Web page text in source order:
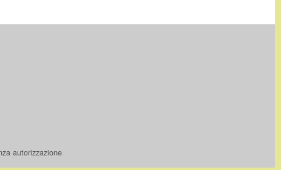
autorizzazione